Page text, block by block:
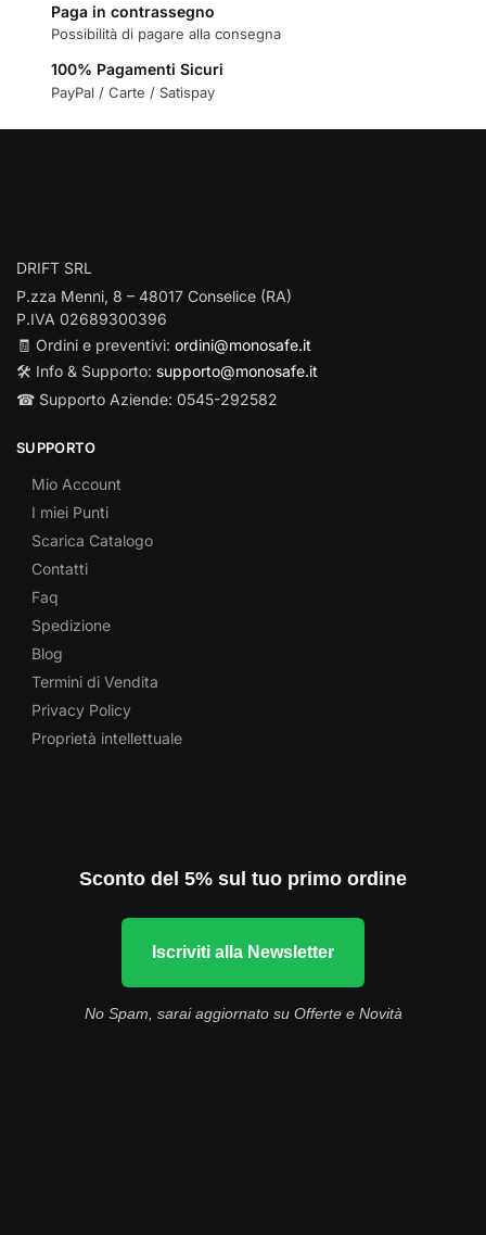
Paga in contrassegno
Possibilità di pagare alla consegna
100% Pagamenti Sicuri
PayPal / Carte / Satispay
DRIFT SRL
P.zza Menni, 8 – 48017 Conselice (RA)
P.IVA 02689300396
🧾 Ordini e preventivi: ordini@monosafe.it
🛠️ Info & Supporto: supporto@monosafe.it
☎ Supporto Aziende: 0545-292582
SUPPORTO
Mio Account
I miei Punti
Scarica Catalogo
Contatti
Faq
Spedizione
Blog
Termini di Vendita
Privacy Policy
Proprietà intellettuale
Sconto del 5% sul tuo primo ordine
Iscriviti alla Newsletter
No Spam, sarai aggiornato su Offerte e Novità